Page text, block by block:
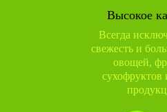
Высокое
Всегда
свежесть и
овощей,
сухофруктов